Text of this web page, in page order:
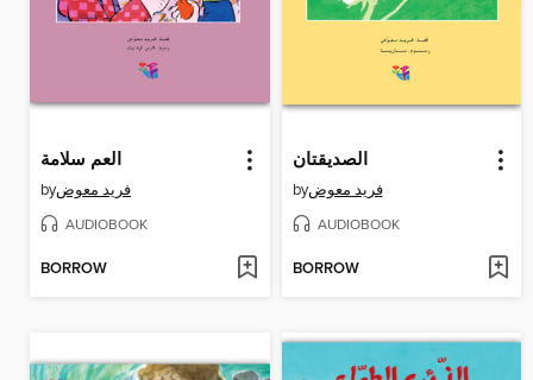
العم سلامة
byفريد معوض
AUDIOBOOK
BORROW
الصديقتان
byفريد معوض
AUDIOBOOK
BORROW